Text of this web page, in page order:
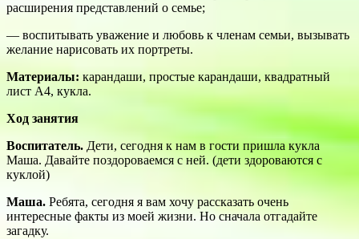
расширения представлений о семье;
— воспитывать уважение и любовь к членам семьи, вызывать
желание нарисовать их портреты.
Материалы: карандаши, простые карандаши, квадратный
лист А4, кукла.
Ход занятия
Воспитатель. Дети, сегодня к нам в гости пришла кукла
Маша. Давайте поздороваемся с ней. (дети здороваются с
куклой)
Маша. Ребята, сегодня я вам хочу рассказать очень
интересные факты из моей жизни. Но сначала отгадайте
загадку.